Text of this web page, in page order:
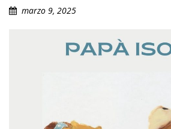
marzo 9, 2025